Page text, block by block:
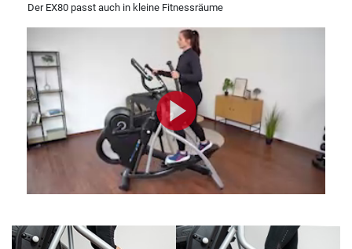
Der EX80 passt auch in kleine Fitnessräume